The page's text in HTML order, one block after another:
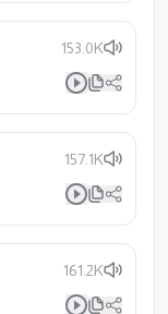
153.0K
157.1K
161.2K